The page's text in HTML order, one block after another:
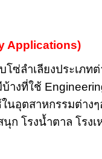
Applications)
ซ่ลำเลียงประเภทต่
างที่ใช้
นอุตสาหกรรมต่างๆ
ก โรงน้ำตาล โรงเ